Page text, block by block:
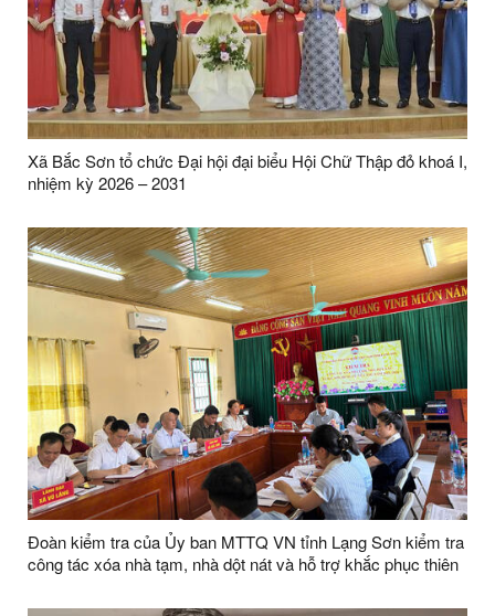
Xã Bắc Sơn tổ chức Đại hội đại biểu Hội Chữ Thập đỏ khoá I,
nhiệm kỳ 2026 – 2031
Đoàn kiểm tra của Ủy ban MTTQ VN tỉnh Lạng Sơn kiểm tra
công tác xóa nhà tạm, nhà dột nát và hỗ trợ khắc phục thiên